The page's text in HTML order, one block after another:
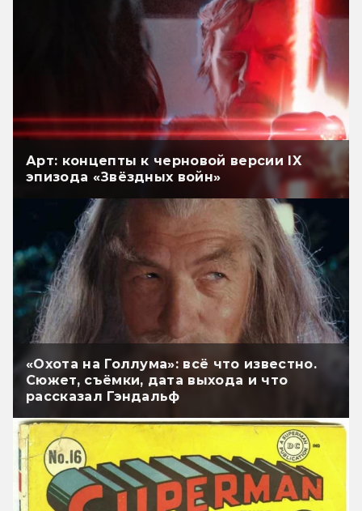
Арт: концепты к черновой версии IX
эпизода «Звёздных войн»
«Охота на Голлума»: всё что известно.
Сюжет, съёмки, дата выхода и что
рассказал Гэндальф